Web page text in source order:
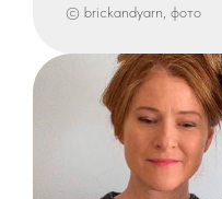
© brickandyarn, фото